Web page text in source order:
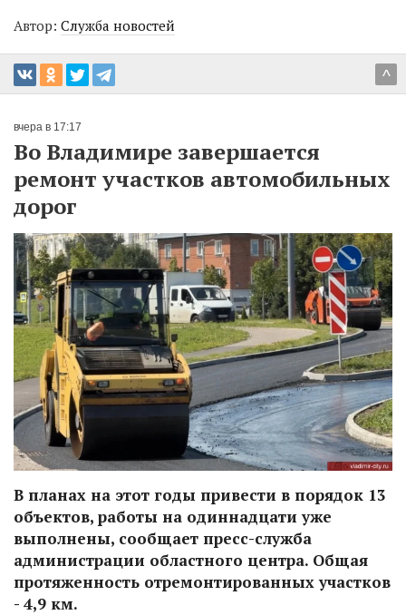
Автор: Служба новостей
^
вчера в 17:17
Во Владимире завершается
ремонт участков автомобильных
дорог
В планах на этот годы привести в порядок 13
объектов, работы на одиннадцати уже
выполнены, сообщает пресс-служба
администрации областного центра. Общая
протяженность отремонтированных участков
- 4,9 км.